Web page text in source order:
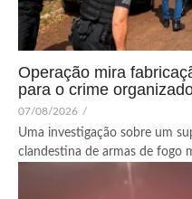
Operação mira
para o crime
07/08/2026 /
Uma investigação sobre um
clandestina de armas de fogo